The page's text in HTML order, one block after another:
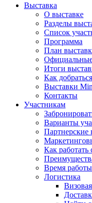
Выставка
О выставке
Разделы
Список
Программа
План
Итоги
Как
Выставки
Контакты
Участникам
Варианты
Партнерские
Как
Время
Логистика